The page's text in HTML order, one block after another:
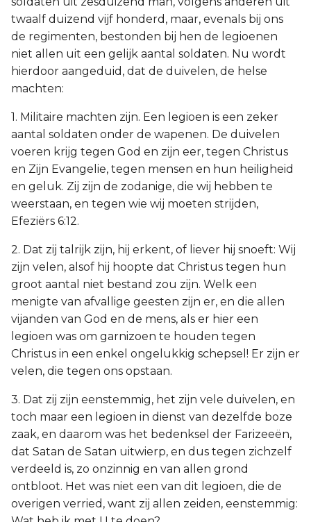
twaalf duizend vijf honderd, maar, evenals bij ons
de regimenten, bestonden bij hen de legioenen
niet allen uit een gelijk aantal soldaten. Nu wordt
hierdoor aangeduid, dat de duivelen, de helse
machten:
1. Militaire machten zijn. Een legioen is een zeker
aantal soldaten onder de wapenen. De duivelen
voeren krijg tegen God en zijn eer, tegen Christus
en Zijn Evangelie, tegen mensen en hun heiligheid
en geluk. Zij zijn de zodanige, die wij hebben te
weerstaan, en tegen wie wij moeten strijden,
Efeziërs 6:12.
2. Dat zij talrijk zijn, hij erkent, of liever hij snoeft: Wij
zijn velen, alsof hij hoopte dat Christus tegen hun
groot aantal niet bestand zou zijn. Welk een
menigte van afvallige geesten zijn er, en die allen
vijanden van God en de mens, als er hier een
legioen was om garnizoen te houden tegen
Christus in een enkel ongelukkig schepsel! Er zijn er
velen, die tegen ons opstaan.
3. Dat zij zijn eenstemmig, het zijn vele duivelen, en
toch maar een legioen in dienst van dezelfde boze
zaak, en daarom was het bedenksel der Farizeeën,
dat Satan de Satan uitwierp, en dus tegen zichzelf
verdeeld is, zo onzinnig en van allen grond
ontbloot. Het was niet een van dit legioen, die de
overigen verried, want zij allen zeiden, eenstemmig: